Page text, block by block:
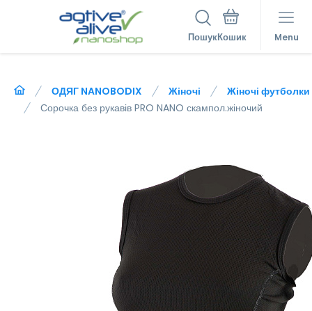
Пошук Menu
ОДЯГ NANOBODIX Жіночі
Жіночі
Сорочка без рукавів PRO NANO скампол.жіночий